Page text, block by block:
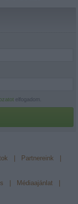
elfogadom.
Partnereink
Médiaajánlat